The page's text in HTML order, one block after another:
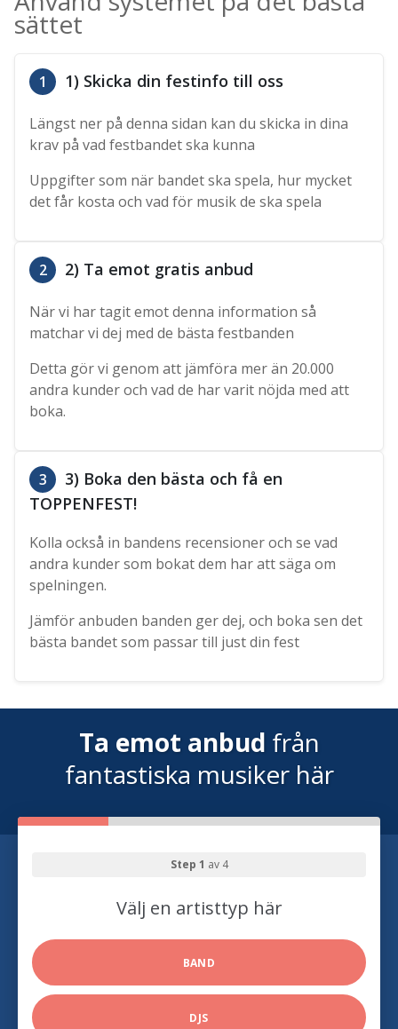
sättet
1 1) Skicka din festinfo till oss
Längst ner på denna sidan kan du skicka in dina
krav på vad festbandet ska kunna
Uppgifter som när bandet ska spela, hur mycket
det får kosta och vad för musik de ska spela
2 2) Ta emot gratis anbud
När vi har tagit emot denna information så
matchar vi dej med de bästa festbanden
Detta gör vi genom att jämföra mer än 20.000
andra kunder och vad de har varit nöjda med att
boka.
3
3) Boka den bästa och få en
TOPPENFEST!
Kolla också in bandens recensioner och se vad
andra kunder som bokat dem har att säga om
spelningen.
Jämför anbuden banden ger dej, och boka sen det
bästa bandet som passar till just din fest
Ta emot anbud från
fantastiska musiker här
Step 1 av 4
Välj en artisttyp här
BAND
DJS